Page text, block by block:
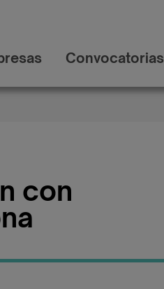
Convocatorias
con